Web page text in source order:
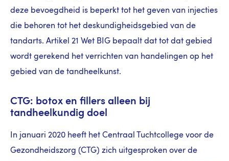
deze bevoegdheid is beperkt tot het geven van injecties
die behoren tot het deskundigheidsgebied van de
tandarts. Artikel 21 Wet BIG bepaalt dat tot dat gebied
wordt gerekend het verrichten van handelingen op het
gebied van de tandheelkunst.
CTG: botox en fillers alleen bij
tandheelkundig doel
In januari 2020 heeft het Centraal Tuchtcollege voor de
Gezondheidszorg (CTG) zich uitgesproken over de